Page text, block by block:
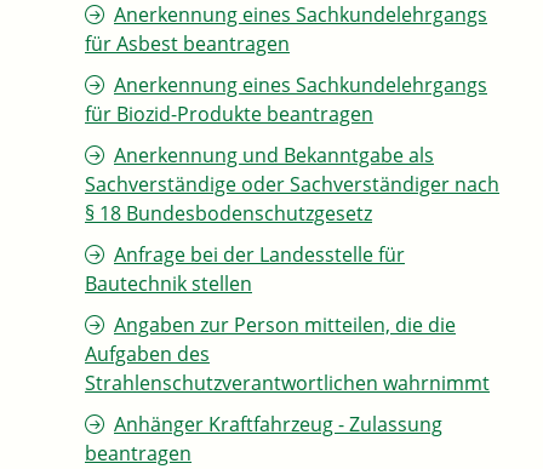
Anerkennung eines Sachkundelehrgangs
für Asbest beantragen
Anerkennung eines Sachkundelehrgangs
für Biozid-Produkte beantragen
Anerkennung und Bekanntgabe als
Sachverständige oder Sachverständiger nach
§ 18 Bundesbodenschutzgesetz
Anfrage bei der Landesstelle für
Bautechnik stellen
Angaben zur Person mitteilen, die die
Aufgaben des
Strahlenschutzverantwortlichen wahrnimmt
Anhänger Kraftfahrzeug - Zulassung
beantragen